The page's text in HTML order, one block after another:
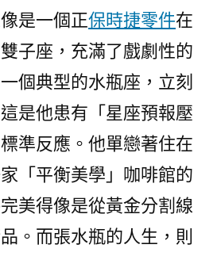
是一個正保時捷零件在
子座，充滿了戲劇性的
個典型的水瓶座，立刻
是他患有「星座預報壓
準反應。他單戀著住在
「平衡美學」咖啡館的
美得像是從黃金分割線
。而張水瓶的人生，則